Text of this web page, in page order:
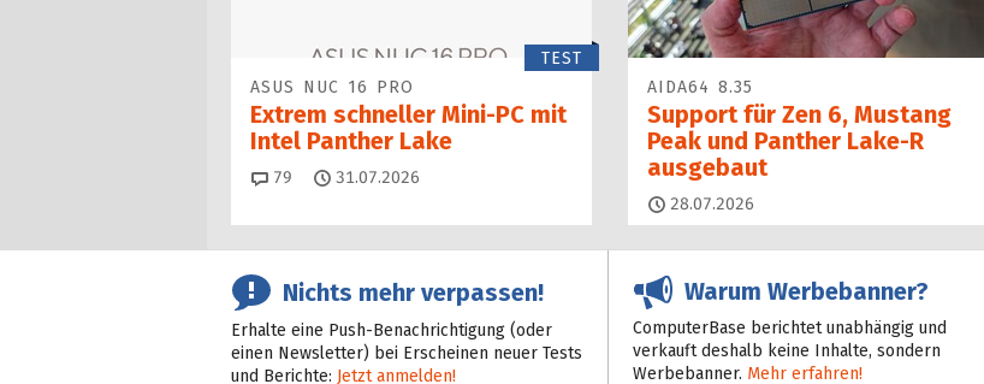
TEST
ASUS NUC 16 PRO
Extrem schneller Mini-PC mit
Intel Panther Lake
79 Kommentare
31.07.2026
AIDA64 8.35
Support für Zen 6, Mustang
Peak und Panther Lake-R
ausgebaut
28.07.2026
Nichts mehr verpassen!
Erhalte eine Push-Benachrichtigung (oder
einen Newsletter) bei Erscheinen neuer Tests
und Berichte: Jetzt anmelden!
Warum Werbebanner?
ComputerBase berichtet unabhängig und
verkauft deshalb keine Inhalte, sondern
Werbebanner. Mehr erfahren!